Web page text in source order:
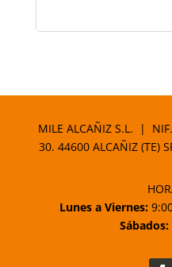
MILE ALCAÑIZ S.L. |
30. 44600 ALCAÑIZ
Lunes a Viernes:
Sábados: